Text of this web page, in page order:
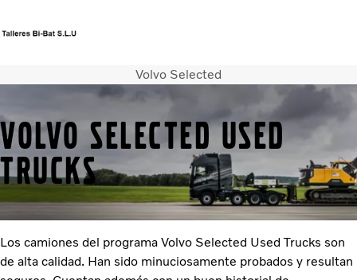
Póngase en contacto con nosotros
Camiones
Servicios
Camiones usados
Contacte con nosotros
Acerca de nosotros
Volvo Selected
VOLVO SELECTED USED
TRUCKS
Los camiones del programa Volvo Selected Used Trucks son
de alta calidad. Han sido minuciosamente probados y resultan